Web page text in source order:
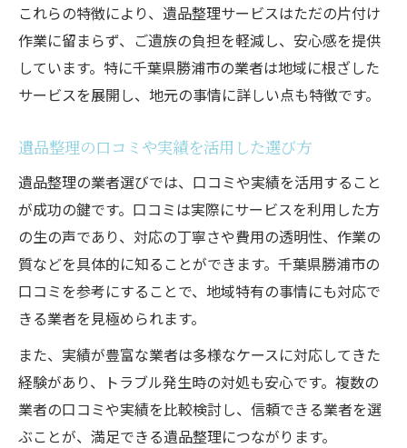
これらの特徴により、遺品整理サービスはただの片付け
作業に留まらず、ご遺族の負担を軽減し、安心感を提供
しています。特に千葉県勝浦市の業者は地域に根ざした
サービスを展開し、地元の事情に詳しい点も特徴です。
遺品整理の口コミや実績を活用した選び方
遺品整理の業者選びでは、口コミや実績を活用すること
が成功の鍵です。口コミは実際にサービスを利用した方
の生の声であり、対応の丁寧さや費用の透明性、作業の
質などを具体的に知ることができます。千葉県勝浦市の
口コミを参考にすることで、地域特有の事情にも対応で
きる業者を見極められます。
また、実績が豊富な業者は多様なケースに対応してきた
経験があり、トラブル発生時の対処も安心です。複数の
業者の口コミや実績を比較検討し、信頼できる業者を選
ぶことが、満足できる遺品整理につながります。